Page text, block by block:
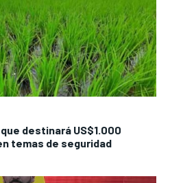
destinará US$1.000
temas de seguridad